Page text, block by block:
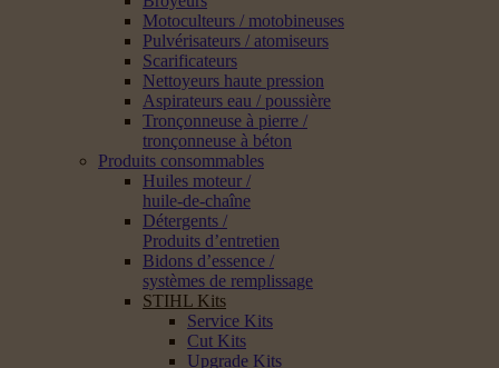
Motoculteurs / motobineuses
Pulvérisateurs / atomiseurs
Scarificateurs
Nettoyeurs haute pression
Aspirateurs eau / poussière
Tronçonneuse à pierre /
tronçonneuse à béton
Produits consommables
Huiles moteur /
huile-de-chaîne
Détergents /
Produits d’entretien
Bidons d’essence /
systèmes de remplissage
STIHL Kits
Service Kits
Cut Kits
Upgrade Kits